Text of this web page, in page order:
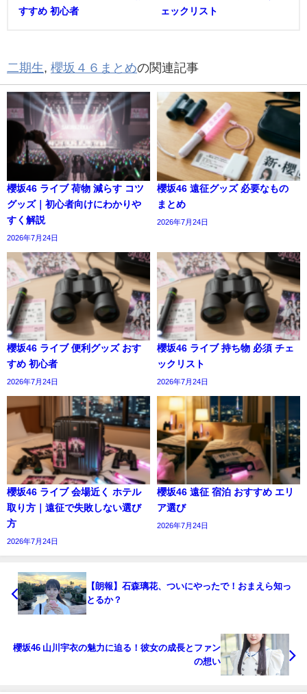
すすめ 初心者
ェックリスト
二期生, 櫻坂４６まとめの関連記事
櫻坂46 ライブ 荷物 減らす コツ
グッズ｜初心者向けにわかりや
すく解説
2026年7月24日
櫻坂46 遠征グッズ 必要なもの
まとめ
2026年7月24日
櫻坂46 ライブ 便利グッズ おす
すめ 初心者
2026年7月24日
櫻坂46 ライブ 持ち物 必須 チェ
ックリスト
2026年7月24日
櫻坂46 ライブ 会場近く ホテル
取り方｜遠征で失敗しない選び
方
2026年7月24日
櫻坂46 遠征 宿泊 おすすめ エリ
ア選び
2026年7月24日
【朗報】石森璃花、ついにやったで！おまえら知っ
とるか？
櫻坂46 山川宇衣の魅力に迫る！彼女の成長とファン
の想い